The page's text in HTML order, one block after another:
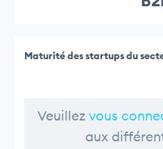
Maturité des startups du
Veuillez vous
aux